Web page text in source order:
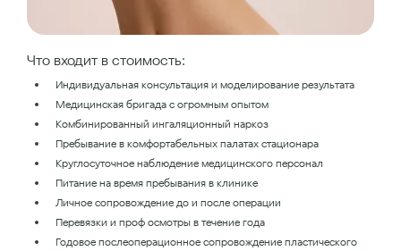
Что входит в стоимость:
Индивидуальная консультация и моделирование результата
Медицинская бригада с огромным опытом
Комбинированный ингаляционный наркоз
Пребывание в комфортабельных палатах стационара
Круглосуточное наблюдение медицинского персонал
Питание на время пребывания в клинике
Личное сопровождение до и после операции
Перевязки и проф осмотры в течение года
Годовое послеоперационное сопровождение пластического